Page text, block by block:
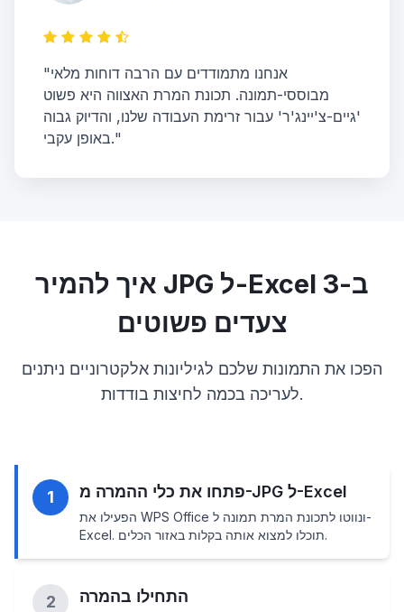
"אנחנו מתמודדים עם הרבה דוחות מלאי
מבוססי-תמונה. תכונת המרת האצווה היא פשוט
'גיים-צ'יינג'ר' עבור זרימת העבודה שלנו, והדיוק גבוה
באופן עקבי."
איך להמיר JPG ל-Excel ב-3
צעדים פשוטים
הפכו את התמונות שלכם לגיליונות אלקטרוניים ניתנים
לעריכה בכמה לחיצות בודדות.
1 פתחו את כלי ההמרה מ-JPG ל-Excel
הפעילו את WPS Office ונווטו לתכונת המרת תמונה ל-
Excel. תוכלו למצוא אותה בקלות באזור הכלים.
2 התחילו בהמרה